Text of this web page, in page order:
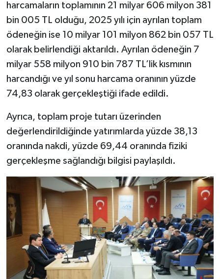
harcamaların toplamının 21 milyar 606 milyon 381
bin 005 TL olduğu, 2025 yılı için ayrılan toplam
ödeneğin ise 10 milyar 101 milyon 862 bin 057 TL
olarak belirlendiği aktarıldı. Ayrılan ödeneğin 7
milyar 558 milyon 910 bin 787 TL’lik kısmının
harcandığı ve yıl sonu harcama oranının yüzde
74,83 olarak gerçekleştiği ifade edildi.
Ayrıca, toplam proje tutarı üzerinden
değerlendirildiğinde yatırımlarda yüzde 38,13
oranında nakdi, yüzde 69,44 oranında fiziki
gerçekleşme sağlandığı bilgisi paylaşıldı.